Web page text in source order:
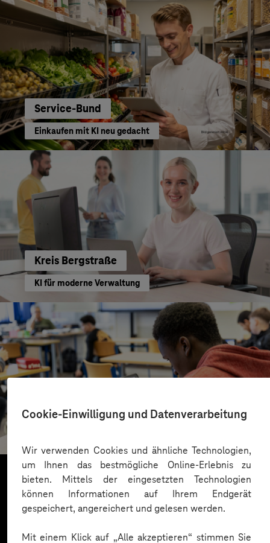
Cookie-Einwilligung und Datenverarbeitung
Wir verwenden Cookies und ähnliche Technologien,
um Ihnen das bestmögliche Online-Erlebnis zu
bieten. Mittels der eingesetzten Technologien
können Informationen auf Ihrem Endgerät
gespeichert, angereichert und gelesen werden.
Mit einem Klick auf „Alle akzeptieren“ stimmen Sie
Service-Bund
Einkaufen mit KI neu gedacht
Kreis Bergstraße
KI für moderne Verwaltung
St.-Benedikt-Schule Düsseldorf
Mehr laden